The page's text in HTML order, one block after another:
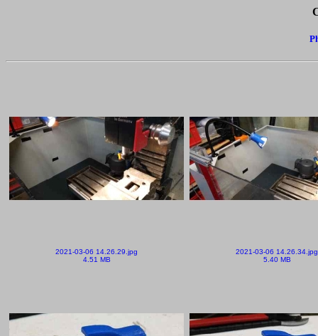
2021-03-06 14.26.29.jpg
4.51 MB
2021-03-06 14.26.34.jpg
5.40 MB